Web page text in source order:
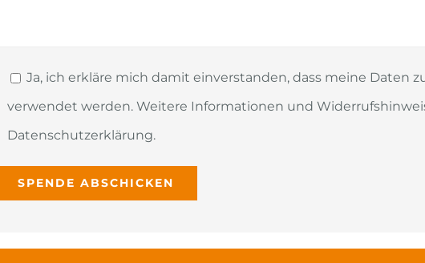
Ja, ich erkläre mich damit einverstanden, dass meine Daten
verwendet werden. Weitere Informationen und
Datenschutzerklärung.
Bitte lasse dieses Feld leer.